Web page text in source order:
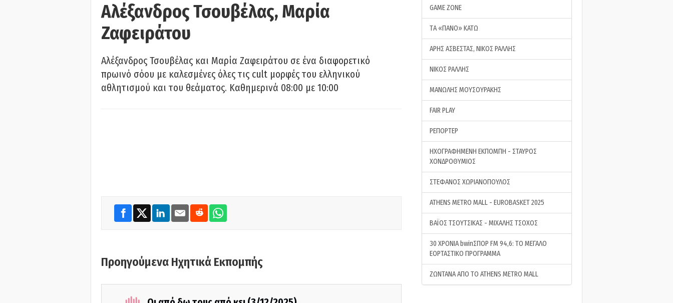
Αλέξανδρος Τσουβέλας, Μαρία
Ζαφειράτου
Αλέξανδρος Τσουβέλας και Μαρία Ζαφειράτου σε ένα διαφορετικό
πρωινό σόου με καλεσμένες όλες τις cult μορφές του ελληνικού
αθλητισμού και του θεάματος. Καθημερινά 08:00 με 10:00
Προηγούμενα Ηχητικά Εκπομπής
GAME ZONE
ΤA «ΠΑΝΟ» ΚΑΤΩ
ΑΡΗΣ ΑΣΒΕΣΤΑΣ, ΝΙΚΟΣ ΡΑΛΛΗΣ
ΝΙΚΟΣ ΡΑΛΛΗΣ
ΜΑΝΩΛΗΣ ΜΟΥΣΟΥΡΑΚΗΣ
FAIR PLAY
ΡΕΠΟΡΤΕΡ
ΗΧΟΓΡΑΦΗΜΕΝΗ ΕΚΠΟΜΠΗ - ΣΤΑΥΡΟΣ
ΧΟΝΔΡΟΘΥΜΙΟΣ
ΣΤΕΦΑΝΟΣ ΧΩΡΙΑΝΟΠΟΥΛΟΣ
ATHENS METRO MALL - EUROBASKET 2025
ΒΑΪΟΣ ΤΣΟΥΤΣΙΚΑΣ - ΜΙΧΑΛΗΣ ΤΣΟΧΟΣ
30 ΧΡΟΝΙΑ bwinΣΠΟΡ FM 94,6: ΤΟ ΜΕΓΑΛΟ
ΕΟΡΤΑΣΤΙΚΟ ΠΡΟΓΡΑΜΜΑ
ΖΩΝΤΑΝΑ ΑΠΟ ΤΟ ATHENS METRO MALL